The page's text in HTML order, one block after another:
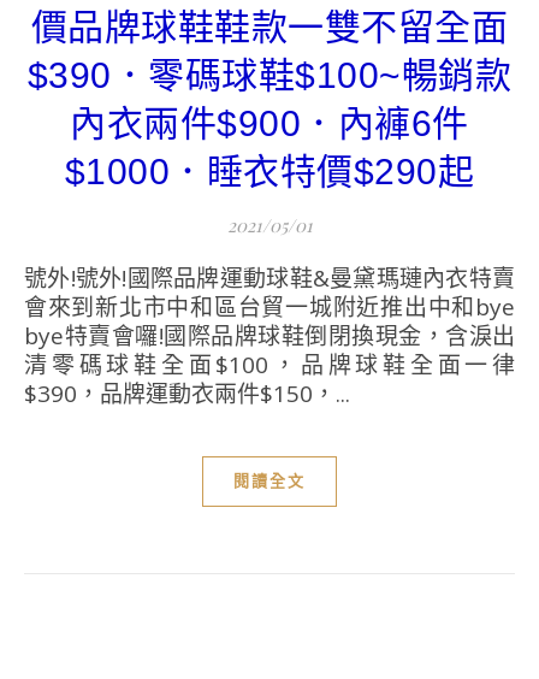
價品牌球鞋鞋款一雙不留全面
$390．零碼球鞋$100~暢銷款
內衣兩件$900．內褲6件
$1000．睡衣特價$290起
2021/05/01
號外!號外!國際品牌運動球鞋&曼黛瑪璉內衣特賣
會來到新北市中和區台貿一城附近推出中和bye
bye特賣會囉!國際品牌球鞋倒閉換現金，含淚出
清零碼球鞋全面$100，品牌球鞋全面一律
$390，品牌運動衣兩件$150，...
閱讀全文